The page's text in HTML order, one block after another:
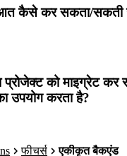
कैसे कर सकता/सकती
प्रोजेक्ट को माइग्रेट
उपयोग करता है?
फीचर्स एकीकृत बैकएंड